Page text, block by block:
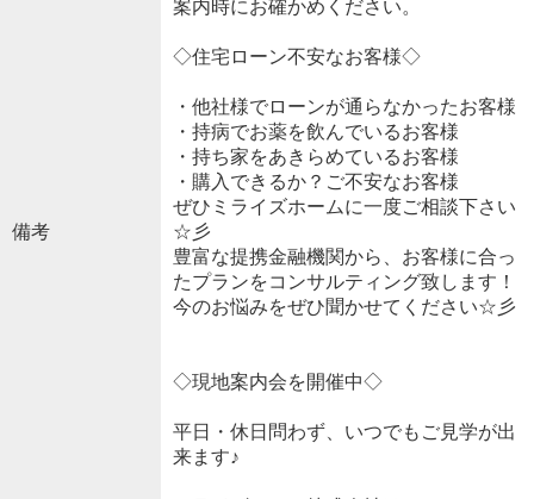
備考
案内時にお確かめください。
◇住宅ローン不安なお客様◇
・他社様でローンが通らなかったお客様
・持病でお薬を飲んでいるお客様
・持ち家をあきらめているお客様
・購入できるか？ご不安なお客様
ぜひミライズホームに一度ご相談下さい
☆彡
豊富な提携金融機関から、お客様に合っ
たプランをコンサルティング致します！
今のお悩みをぜひ聞かせてください☆彡
◇現地案内会を開催中◇
平日・休日問わず、いつでもご見学が出
来ます♪